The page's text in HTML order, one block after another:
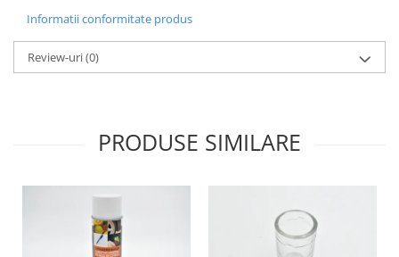
Senzor temperatura apa
Burduf pentru intrerupator
Contact 4 pozitii
Selector 2 pozitii
Selector 3 pozitii
Intrerupator basculant 2 pozitii
Piese Case Poclain
Piese Bomag
Piese Bobard
Piese Benati
Piese Baumann
Informatii conformitate produs
Review-uri(0)
PRODUSE SIMILARE